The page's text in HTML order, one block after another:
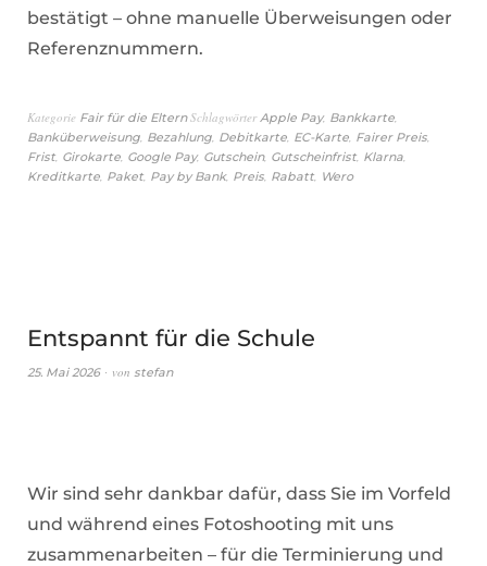
bestätigt – ohne manuelle Überweisungen oder
Referenznummern.
Kategorie Fair für die Eltern Schlagwörter Apple Pay, Bankkarte
Banküberweisung Bezahlung Debitkarte EC-Karte Fairer Preis
Frist Girokarte Google Pay, Gutschein, Gutscheinfrist Klarna
Kreditkarte Paket Pay by Bank, Preis Rabatt Wero
Entspannt für die Schule
25. Mai 2026 von stefan
Wir sind sehr dankbar dafür, dass Sie im Vorfeld
und während eines Fotoshooting mit uns
zusammenarbeiten – für die Terminierung und